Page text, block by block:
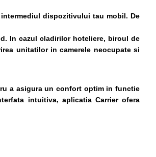
dispozitivului tau mobil. De
In cazul cladirilor hoteliere, biroul de
unitatilor in camerele neocupate si
a asigura un confort optim in functie
intuitiva, aplicatia Carrier ofera